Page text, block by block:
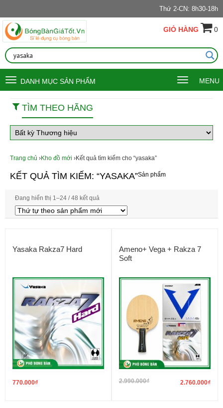
Thứ 2-CN: 8h30-18h
GIỎ HÀNG 0
Toggle
navigation
DANH MỤC SẢN PHẨM
Toggle
navigation
MENU
TÌM THEO HÃNG
Trang chủ ›Kho đồ mới ›Kết quả tìm kiếm cho “yasaka”
KẾT QUẢ TÌM KIẾM: “YASAKA”Sản phẩm
Đang hiển thị 1–24 / 48 kết quả
Yasaka Rakza7 Hard
770.000₫
Ameno+ Vega + Rakza 7
Soft
2.990.000₫ 2.760.000₫